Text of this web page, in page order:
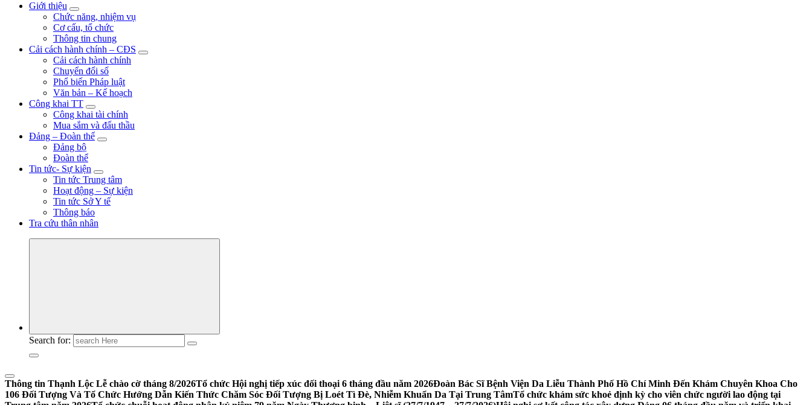
Trung tâm nuôi dưỡng bảo trợ người bại liệt Thạnh Lộc trực thuộc Sở Y tế Thành phố Hồ Chí Minh, Trung tâm được thành lập từ năm 1976. Tiền thân là Nhà nuôi người già số 3, sau đó đổi tên thành Trung tâm
nuôi dưỡng bảo trợ người già và tàn tật Thạnh Lộc; đến ngày 30 tháng 12 năm 2008, Ủy ban nhân dân thành phố Hồ Chí Minh quyết định tổ chức lại thành Trung tâm nuôi dưỡng bảo trợ người bại liệt Thạnh
Giới thiệu
Chức năng, nhiệm vụ
Cơ cấu, tổ chức
Thông tin chung
Cải cách hành chính – CĐS
Cải cách hành chính
Chuyển đổi số
Phổ biến Pháp luật
Văn bản – Kế hoạch
Công khai TT
Công khai tài chính
Mua sắm và đấu thầu
Đảng – Đoàn thể
Đảng bộ
Đoàn thể
Tin tức- Sự kiện
Tin tức Trung tâm
Hoạt động – Sự kiện
Tin tức Sở Y tế
Thông báo
Tra cứu thân nhân
Search for:
Thông tin Thạnh Lộc Lễ chào cờ tháng 8/2026Tổ chức Hội nghị tiếp xúc đối thoại 6 tháng đầu năm 2026​Đoàn Bác Sĩ Bệnh Viện Da Liễu Thành Phố Hồ Chí Minh Đến Khám Chuyên Khoa Cho
106 Đối Tượng Và Tổ Chức Hướng Dẫn Kiến Thức Chăm Sóc Đối Tượng Bị Loét Tì Đè, Nhiễm Khuẩn Da Tại Trung TâmTổ chức khám sức khoẻ định kỳ cho viên chức người lao động tại